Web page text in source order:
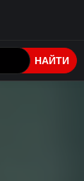
НАЙТИ